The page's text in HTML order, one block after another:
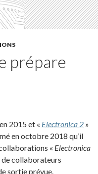
prépare
2015 et « Electronica 2 »
en octobre 2018 qu’il
« Electronica
de collaborateurs
sortie prévue.